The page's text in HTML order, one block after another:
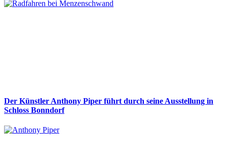
Der Künstler Anthony Piper führt durch seine Ausstellung in
Schloss Bonndorf